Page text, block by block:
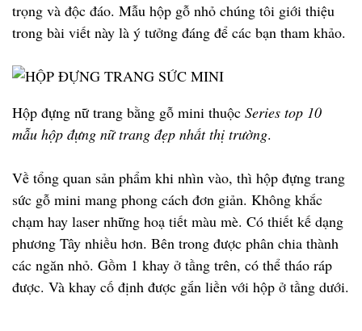
trọng và độc đáo. Mẫu hộp gỗ nhỏ chúng tôi giới thiệu
trong bài viết này là ý tưởng đáng để các bạn tham khảo.
Hộp đựng nữ trang bằng gỗ mini thuộc Series top 10
mẫu hộp đựng nữ trang đẹp nhất thị trường.
Về tổng quan sản phẩm khi nhìn vào, thì hộp đựng trang
sức gỗ mini mang phong cách đơn giản. Không khắc
chạm hay laser những hoạ tiết màu mè. Có thiết kế dạng
phương Tây nhiều hơn. Bên trong được phân chia thành
các ngăn nhỏ. Gồm 1 khay ở tầng trên, có thể tháo ráp
được. Và khay cố định được gắn liền với hộp ở tầng dưới.